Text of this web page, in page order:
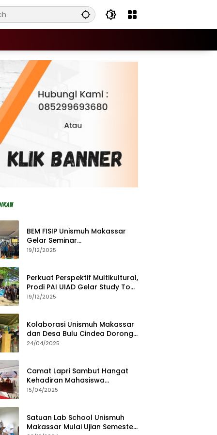
BEM FISIP Unismuh Makassar
Gelar Seminar
Keperempuanan, Bahas
19/12/2025
Perkuat Perspektif Multikultural,
Prodi PAI UIAD Gelar Study Tour
ke Kajang
19/12/2025
Kolaborasi Unismuh Makassar
dan Desa Bulu Cindea Dorong
Sentra Garam Industri
24/04/2025
Camat Lapri Sambut Hangat
Kehadiran Mahasiswa
PoltekMu
15/04/2025
Satuan Lab School Unismuh
Makassar Mulai Ujian Semester,